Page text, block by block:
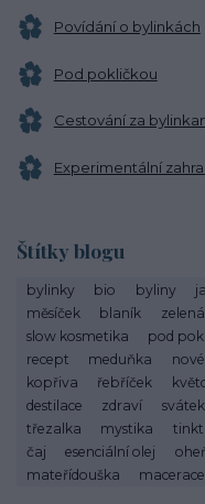
Povídání o bylinkách
Pod pokličkou
Cestování za
Experimentální
Štítky blogu
bylinky bio byliny
měsíček
blaník
slow kosmetika
pod
recept
meduňka
kopřiva
řebříček
destilace
zdraví svátek
třezalka
mystika
čaj
esenciální olej
mateřídouška
macerace